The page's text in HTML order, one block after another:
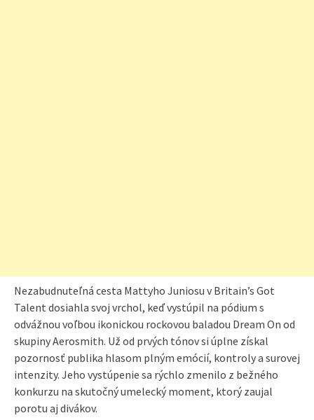
Nezabudnuteľná cesta Mattyho Juniosu v Britain’s Got
Talent dosiahla svoj vrchol, keď vystúpil na pódium s
odvážnou voľbou ikonickou rockovou baladou Dream On od
skupiny Aerosmith. Už od prvých tónov si úplne získal
pozornosť publika hlasom plným emócií, kontroly a surovej
intenzity. Jeho vystúpenie sa rýchlo zmenilo z bežného
konkurzu na skutočný umelecký moment, ktorý zaujal
porotu aj divákov.